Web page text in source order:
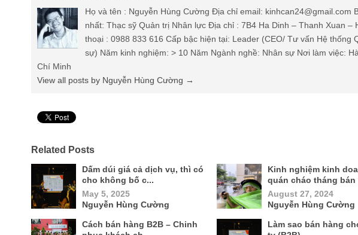
Họ và tên : Nguyễn Hùng Cường Địa chỉ email: kinhcan24@gmail.com
nhất: Thạc sỹ Quản trị Nhân lực Địa chỉ : 7B4 Ha Dinh – Thanh Xuan –
thoại : 0988 833 616 Cấp bậc hiện tại: Leader (CEO/ Tư vấn Hệ thống
sự) Năm kinh nghiệm: > 10 Năm Ngành nghề: Nhân sự Nơi làm việc:
Chí Minh
View all posts by Nguyễn Hùng Cường →
Related Posts
Dấm dúi giá cả dịch vụ, thì có
cho không bố c...
May 5, 2025
Nguyễn Hùng Cường
Kinh nghiệm kinh
quán cháo tháng bán
August 27, 2024
Nguyễn Hùng Cường
Cách bán hàng B2B – Chinh
Làm sao bán hàng